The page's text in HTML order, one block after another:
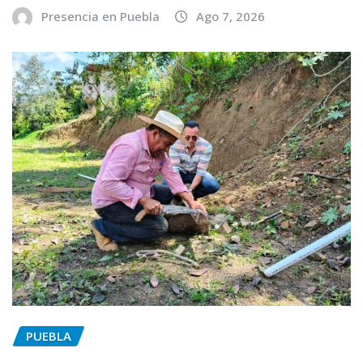
Presencia en Puebla Ago 7, 2026
PUEBLA